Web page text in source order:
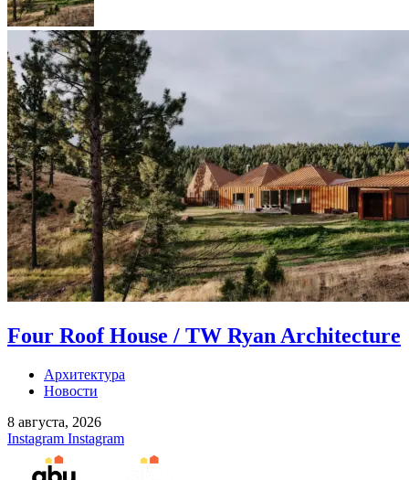
Four Roof House / TW Ryan Architecture
Архитектура
Новости
8 августа, 2026
Instagram Instagram